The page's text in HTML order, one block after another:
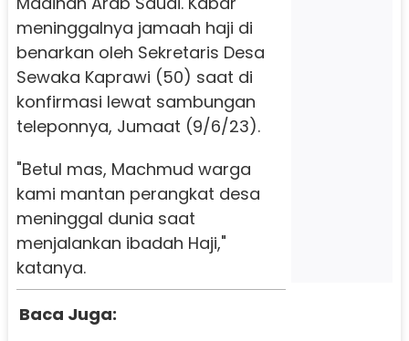
meninggalnya jamaah haji di
benarkan oleh Sekretaris Desa
Sewaka Kaprawi (50) saat di
konfirmasi lewat sambungan
teleponnya, Jumaat (9/6/23).
"Betul mas, Machmud warga
kami mantan perangkat desa
meninggal dunia saat
menjalankan ibadah Haji,"
katanya.
Baca Juga: